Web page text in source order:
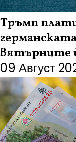
Тръмп
вятърните
09 Август